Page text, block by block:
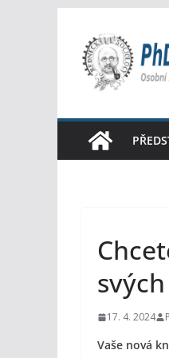
obsah
17. 4. 2024
Vaše nová